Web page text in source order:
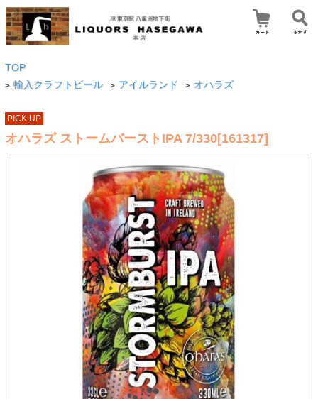
TOP
> 輸入クラフトビール > アイルランド > オハラズ
PICK UP
オハラズ ストームバーストIPA 7/330[161317]